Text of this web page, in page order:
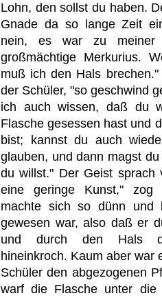
Lohn, den sollst du haben.
Gnade da so lange Zeit
nein, es war zu
großmächtige Merkurius.
muß ich den Hals
der Schüler, "so geschwind
ich auch wissen, daß du
Flasche gesessen hast und
bist; kannst du auch
glauben, und dann magst
du willst." Der Geist sprach
eine geringe Kunst," zog
machte sich so dünn und
gewesen war, also daß er
und durch den Hals
hineinkroch. Kaum aber war
Schüler den abgezogenen
warf die Flasche unter die